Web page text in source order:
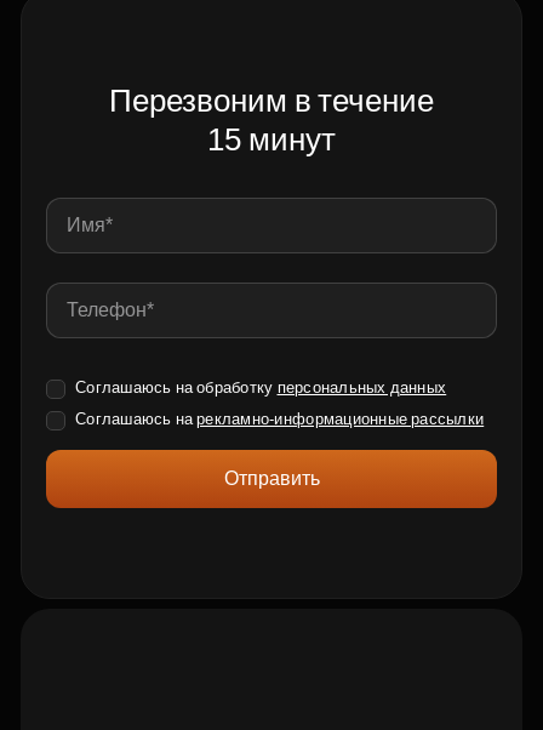
Перезвоним в течение
15 минут
Соглашаюсь на обработку персональных данных
Соглашаюсь нарекламно-информационные рассылки
Отправить